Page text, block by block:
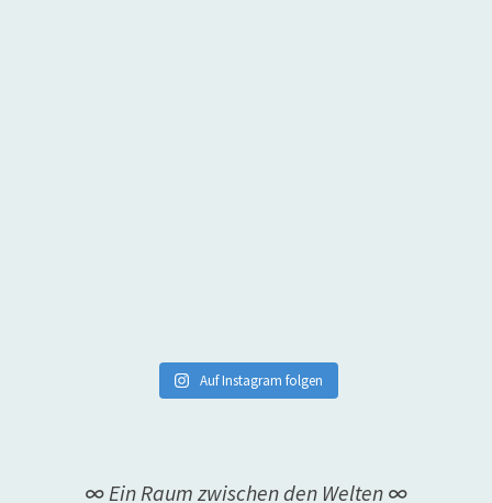
Auf Instagram folgen
∞ Ein Raum zwischen den Welten ∞